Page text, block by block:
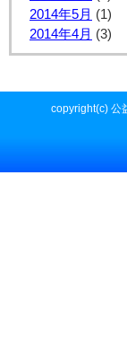
2014年5月 (1)
2014年4月 (3)
copyright(c) 公